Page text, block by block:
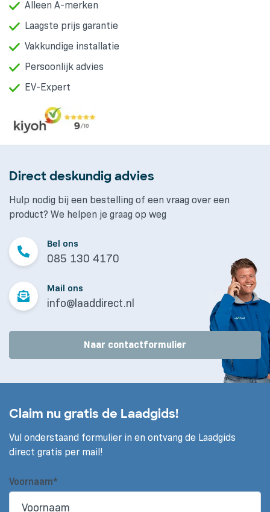
Alleen A-merken
Laagste prijs garantie
Vakkundige installatie
Persoonlijk advies
EV-Expert
Direct deskundig advies
Hulp nodig bij een bestelling of een vraag over een
product? We helpen je graag op weg
Bel ons
085 130 4170
Mail ons
info@laaddirect.nl
Naar contactformulier
Claim nu gratis de Laadgids!
Vul onderstaand formulier in en ontvang de Laadgids
direct gratis per mail!
Voornaam*